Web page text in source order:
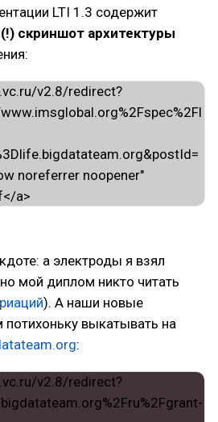
LTI 1.3 содержит
(!) скриншот архитектуры
а электроды я взял
мой диплом никто читать
). А наши новые
выкатывать на
: